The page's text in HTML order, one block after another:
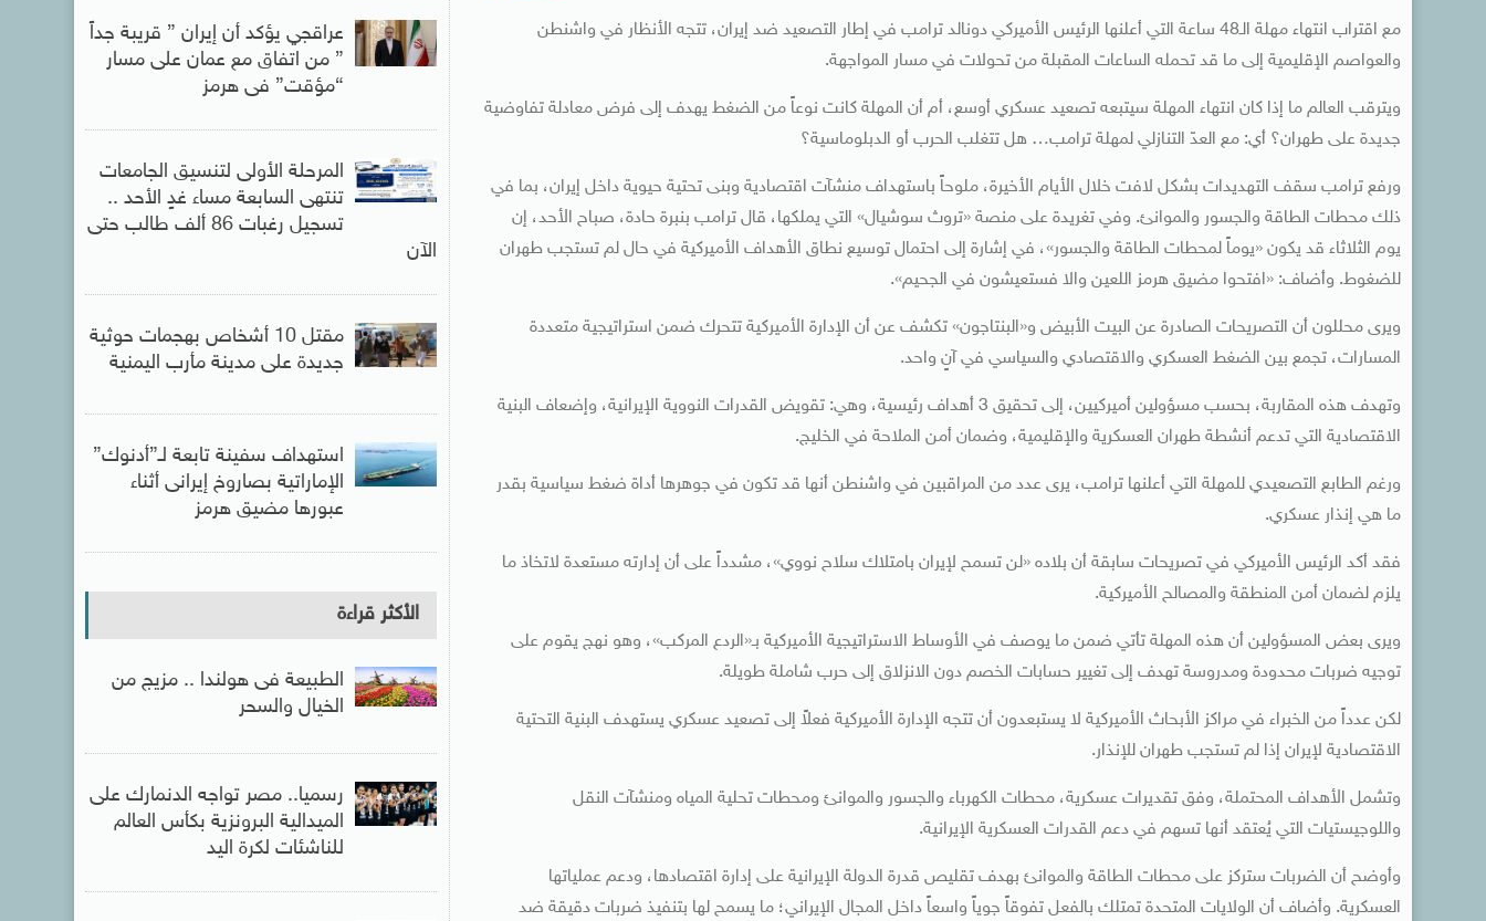
مع اقتراب انتهاء مهلة الـ48 ساعة التي أعلنها الرئيس الأميركي دونالد ترامب في إطار التصعيد ضد إيران، تتجه الأنظار في واشنطن
والعواصم الإقليمية إلى ما قد تحمله الساعات المقبلة من تحولات في مسار المواجهة.
ويترقب العالم ما إذا كان انتهاء المهلة سيتبعه تصعيد عسكري أوسع، أم أن المهلة كانت نوعاً من الضغط يهدف إلى فرض معادلة تفاوضية
جديدة على طهران؟ أي: مع العدّ التنازلي لمهلة ترامب… هل تتغلب الحرب أو الدبلوماسية؟
ورفع ترامب سقف التهديدات بشكل لافت خلال الأيام الأخيرة، ملوحاً باستهداف منشآت اقتصادية وبنى تحتية حيوية داخل إيران، بما في
ذلك محطات الطاقة والجسور والموانئ. وفي تغريدة على منصة «تروث سوشيال» التي يملكها، قال ترامب بنبرة حادة، صباح الأحد، إن
يوم الثلاثاء قد يكون «يوماً لمحطات الطاقة والجسور»، في إشارة إلى احتمال توسيع نطاق الأهداف الأميركية في حال لم تستجب طهران
للضغوط. وأضاف: «افتحوا مضيق هرمز اللعين والا فستعيشون في الجحيم».
ويرى محللون أن التصريحات الصادرة عن البيت الأبيض و«البنتاجون» تكشف عن أن الإدارة الأميركية تتحرك ضمن استراتيجية متعددة
المسارات، تجمع بين الضغط العسكري والاقتصادي والسياسي في آنٍ واحد.
وتهدف هذه المقاربة، بحسب مسؤولين أميركيين، إلى تحقيق 3 أهداف رئيسية، وهي: تقويض القدرات النووية الإيرانية، وإضعاف البنية
الاقتصادية التي تدعم أنشطة طهران العسكرية والإقليمية، وضمان أمن الملاحة في الخليج.
ورغم الطابع التصعيدي للمهلة التي أعلنها ترامب، يرى عدد من المراقبين في واشنطن أنها قد تكون في جوهرها أداة ضغط سياسية بقدر
ما هي إنذار عسكري.
فقد أكد الرئيس الأميركي في تصريحات سابقة أن بلاده «لن تسمح لإيران بامتلاك سلاح نووي»، مشدداً على أن إدارته مستعدة لاتخاذ ما
يلزم لضمان أمن المنطقة والمصالح الأميركية.
ويرى بعض المسؤولين أن هذه المهلة تأتي ضمن ما يوصف في الأوساط الاستراتيجية الأميركية بـ«الردع المركب»، وهو نهج يقوم على
توجيه ضربات محدودة ومدروسة تهدف إلى تغيير حسابات الخصم دون الانزلاق إلى حرب شاملة طويلة.
لكن عدداً من الخبراء في مراكز الأبحاث الأميركية لا يستبعدون أن تتجه الإدارة الأميركية فعلاً إلى تصعيد عسكري يستهدف البنية التحتية
الاقتصادية لإيران إذا لم تستجب طهران للإنذار.
وتشمل الأهداف المحتملة، وفق تقديرات عسكرية، محطات الكهرباء والجسور والموانئ ومحطات تحلية المياه ومنشآت النقل
واللوجيستيات التي يُعتقد أنها تسهم في دعم القدرات العسكرية الإيرانية.
وأوضح أن الضربات ستركز على محطات الطاقة والموانئ بهدف تقليص قدرة الدولة الإيرانية على إدارة اقتصادها، ودعم عملياتها
العسكرية. وأضاف أن الولايات المتحدة تمتلك بالفعل تفوقاً جوياً واسعاً داخل المجال الإيراني؛ ما يسمح لها بتنفيذ ضربات دقيقة ضد
عراقجي يؤكد أن إيران ” قريبة جداً
” من اتفاق مع عمان على مسار
“مؤقت” فى هرمز
المرحلة الأولى لتنسيق الجامعات
تنتهى السابعة مساء غدٍ الأحد ..
تسجيل رغبات 86 ألف طالب حتى
الآن
مقتل 10 أشخاص بهجمات حوثية
جديدة على مدينة مأرب اليمنية
استهداف سفينة تابعة لـ”أدنوك”
الإماراتية بصاروخ إيرانى أثناء
عبورها مضيق هرمز
الأكثر قراءة
الطبيعة فى هولندا .. مزيج من
الخيال والسحر
رسميا.. مصر تواجه الدنمارك على
الميدالية البرونزية بكأس العالم
للناشئات لكرة اليد